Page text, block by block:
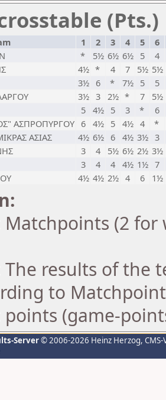
(Pts.)
1 2 3 4 5
6
* 5½ 6½ 6½ 5
4
4½ * 4 7 5½ 5½
3½ 6 * 7½ 5
5
3½ 3 2½ * 7
5½
5 4½ 5 3 *
6
ΑΣΠΡΟΠΥΡΓΟΥ 6 4½ 5 4½ 4
*
ΑΣΙΑΣ 4½ 6½ 6 4½ 3½ 3
3 4 5½ 6½ 2½ 3½
3 4 4 4½ 1½ 7
4½ 4½ 2½ 4 6 1½
Matchpoints (2
The results of the
to
points (game-
Server© 2006-2026 Heinz Herzog,